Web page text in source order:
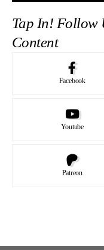
Tap In! Follow
Content
Facebook
Youtube
Patreon